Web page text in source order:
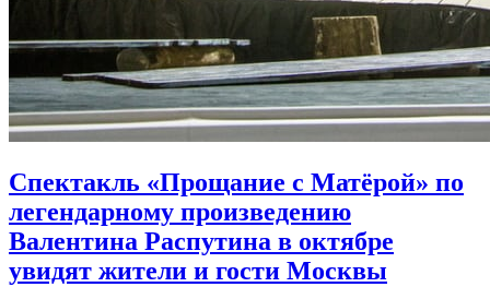
Спектакль «Прощание с Матёрой» по
легендарному произведению
Валентина Распутина в октябре
увидят жители и гости Москвы